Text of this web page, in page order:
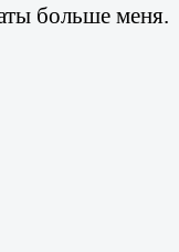
больше меня.